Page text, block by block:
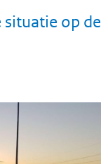
situatie op de